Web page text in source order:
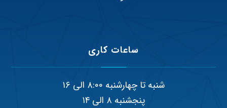
ساعات کاری
شنبه تا چهارشنبه ۸:۰۰ الی ۱۶
پنجشنبه ۸ الی ۱۴